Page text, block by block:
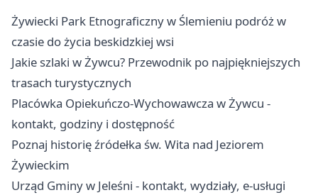
Żywiecki Park Etnograficzny w Ślemieniu podróż w
czasie do życia beskidzkiej wsi
Jakie szlaki w Żywcu? Przewodnik po najpiękniejszych
trasach turystycznych
Placówka Opiekuńczo-Wychowawcza w Żywcu -
kontakt, godziny i dostępność
Poznaj historię źródełka św. Wita nad Jeziorem
Żywieckim
Urząd Gminy w Jeleśni - kontakt, wydziały, e-usługi